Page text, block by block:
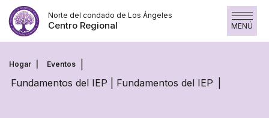
Skip
to
content
Norte del condado de Los Ángeles
Centro Regional MENÚ
Hogar Eventos
Fundamentos del IEP | Fundamentos del IEP